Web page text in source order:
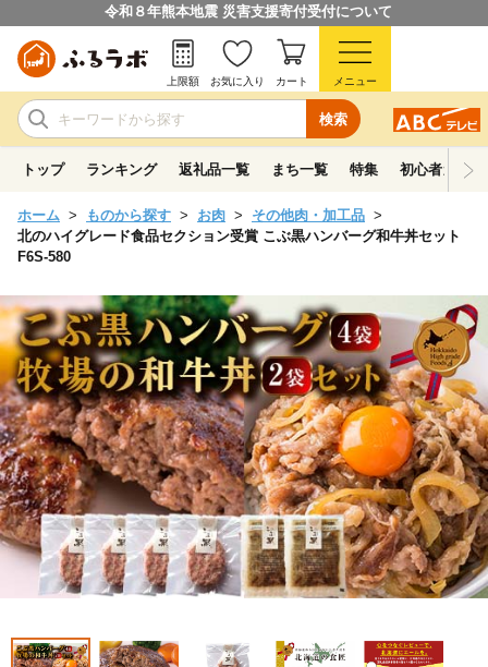
令和８年熊本地震 災害支援寄付受付について
検索
上限額 お気に入り カート メニュー
トップ ランキング 返礼品一覧 まち一覧 特集 初心者ガイド
ホーム ものから探す お肉
その他肉・加工品
北のハイグレード食品セクション受賞 こぶ黒ハンバーグ和牛丼セット
F6S-580